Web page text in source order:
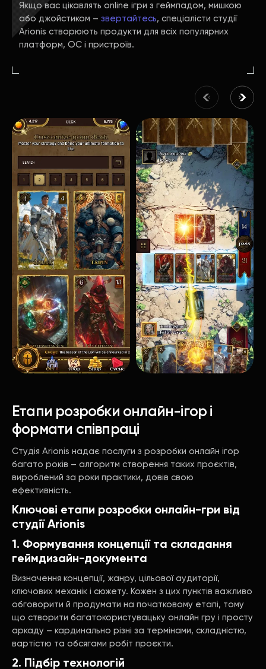
Якщо вас цікавлять online ігри з геймпадом, мишкою
або джойстиком – звертайтесь, спеціалісти студії
Arionis створюють продукти для всіх популярних
платформ, ОС і пристроїв.
Етапи розробки онлайн-ігор і
формати співпраці
Студія Arionis надає послуги з розробки онлайн ігор
багато років – алгоритм створення таких проєктів,
вироблений за роки практики, довів свою
ефективність.
Ключові етапи розробки онлайн-гри від
студії Arionis
1. Формування концепції та складання
геймдизайн-документа
Визначення концепції, жанру, цільової аудиторії,
ключових механік і сюжету. Кожен з цих пунктів важливо
обговорити й продумати на початковому етапі, тому
що створити багатокористувацьку онлайн гру і просту
аркаду – кардинально різні за термінами, складністю,
вартістю та обсягами робіт проєкти.
2. Підбір технологій